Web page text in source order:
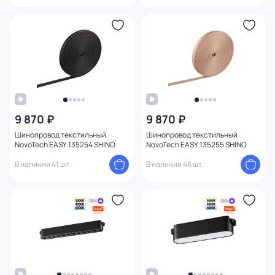
9 870 ₽
Шинопровод текстильный
NovoTech EASY 135254 SHINO
В наличии 41 шт.
9 870 ₽
Шинопровод текстильный
NovoTech EASY 135255 SHINO
В наличии 46 шт.